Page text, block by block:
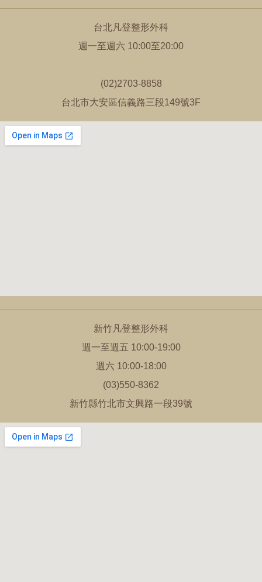
台北凡登整形外科
週一至週六 10:00至20:00
(02)2703-8858
台北市大安區信義路三段149號3F
新竹凡登整形外科
週一至週五 10:00-19:00
週六 10:00-18:00
(03)550-8362
新竹縣竹北市文興路一段39號